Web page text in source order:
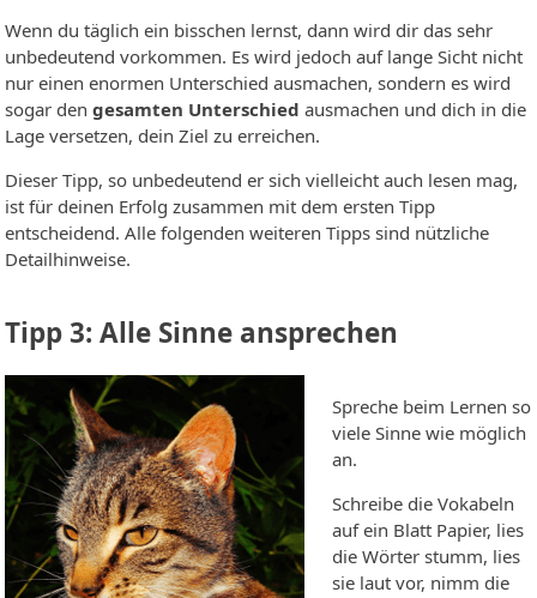
Wenn du täglich ein bisschen lernst, dann wird dir das sehr
unbedeutend vorkommen. Es wird jedoch auf lange Sicht nicht
nur einen enormen Unterschied ausmachen, sondern es wird
sogar dengesamten Unterschied ausmachen und dich in die
Lage versetzen, dein Ziel zu erreichen.
Dieser Tipp, so unbedeutend er sich vielleicht auch lesen mag,
ist für deinen Erfolg zusammen mit dem ersten Tipp
entscheidend. Alle folgenden weiteren Tipps sind nützliche
Detailhinweise.
Tipp 3: Alle Sinne ansprechen
Spreche beim Lernen so
viele Sinne wie möglich
an.
Schreibe die Vokabeln
auf ein Blatt Papier, lies
die Wörter stumm, lies
sie laut vor, nimm die